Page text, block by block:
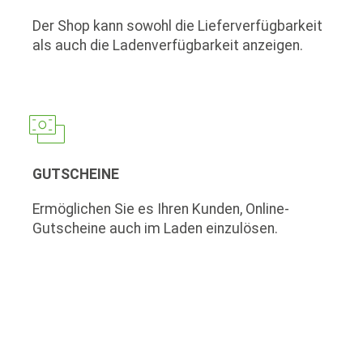
Der Shop kann sowohl die Lieferverfügbarkeit
als auch die Ladenverfügbarkeit anzeigen.
GUTSCHEINE
Ermöglichen Sie es Ihren Kunden, Online-
Gutscheine auch im Laden einzulösen.